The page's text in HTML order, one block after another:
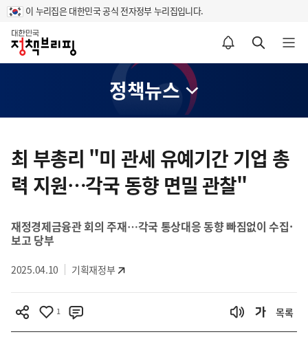
이 누리집은 대한민국 공식 전자정부 누리집입니다.
홈
알림설정 바로가기 검색 바로가기 메뉴 열기
정책뉴스
텐
츠
영
최 부총리 "미 관세 유예기간 기업 총
력 지원…각국 동향 면밀 관찰"
재정경제금융관 회의 주재…각국 통상대응 동향 빠짐없이 수집·
보고 당부
2025.04.10 기획재정부
1 목록